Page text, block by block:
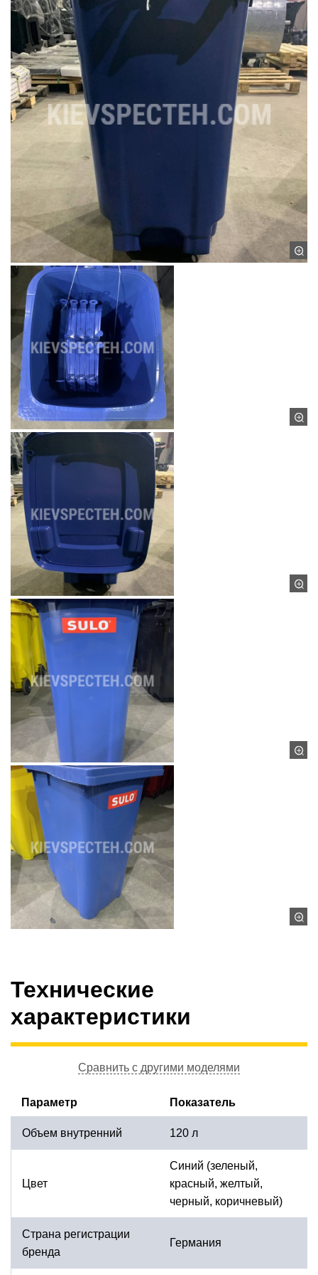
Технические
характеристики
Сравнить с другими моделями
Параметр Показатель
Объем внутренний 120 л
Цвет
Синий (зеленый,
красный, желтый,
черный, коричневый)
Страна регистрации
бренда
Германия